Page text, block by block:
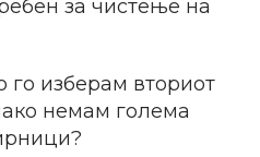
за чистење на
го изберам вториот
немам голема